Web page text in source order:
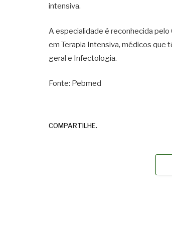
intensiva.
A especialidade é reconhecida
em Terapia Intensiva, médicos que
geral e Infectologia.
Fonte: Pebmed
COMPARTILHE.